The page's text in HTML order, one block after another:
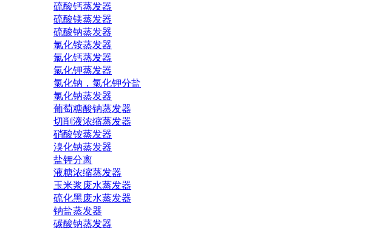
硫酸钙蒸发器
硫酸镁蒸发器
硫酸钠蒸发器
氯化铵蒸发器
氯化钙蒸发器
氯化钾蒸发器
氯化钠，氯化钾分盐
氯化钠蒸发器
葡萄糖酸钠蒸发器
切削液浓缩蒸发器
硝酸铵蒸发器
溴化钠蒸发器
盐钾分离
液糖浓缩蒸发器
玉米浆废水蒸发器
硫化黑废水蒸发器
钠盐蒸发器
碳酸钠蒸发器